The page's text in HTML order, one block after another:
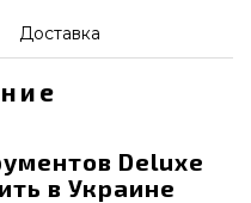
Доставка
Deluxe
в Украине